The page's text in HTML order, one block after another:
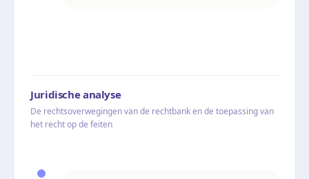
Juridische analyse
De rechtsoverwegingen van de rechtbank en de toepassing van
het recht op de feiten